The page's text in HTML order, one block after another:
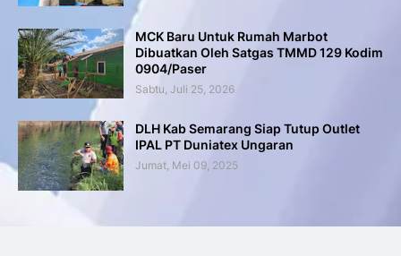
MCK Baru Untuk Rumah Marbot
Dibuatkan Oleh Satgas TMMD 129 Kodim
0904/Paser
Sabtu, Juli 25, 2026
DLH Kab Semarang Siap Tutup Outlet
IPAL PT Duniatex Ungaran
Jumat, Mei 09, 2025